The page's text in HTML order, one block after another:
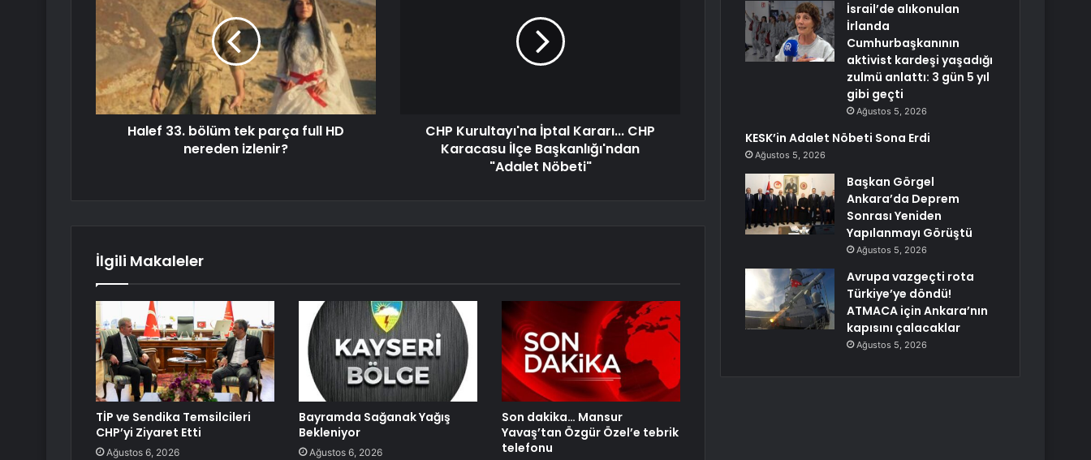
Halef 33. bölüm tek parça full HD
nereden izlenir?
CHP Kurultayı'na İptal Kararı... CHP
Karacasu İlçe Başkanlığı'ndan
"Adalet Nöbeti"
İlgili Makaleler
TİP ve Sendika Temsilcileri
CHP’yi Ziyaret Etti
Ağustos 6, 2026
Bayramda Sağanak Yağış
Bekleniyor
Ağustos 6, 2026
Son dakika… Mansur
Yavaş’tan Özgür Özel’e tebrik
telefonu
İsrail’de alıkonulan
İrlanda
Cumhurbaşkanının
aktivist kardeşi yaşadığı
zulmü anlattı: 3 gün 5 yıl
gibi geçti
Ağustos 5, 2026
KESK’in Adalet Nöbeti Sona Erdi
Ağustos 5, 2026
Başkan Görgel
Ankara’da Deprem
Sonrası Yeniden
Yapılanmayı Görüştü
Ağustos 5, 2026
Avrupa vazgeçti rota
Türkiye’ye döndü!
ATMACA için Ankara’nın
kapısını çalacaklar
Ağustos 5, 2026